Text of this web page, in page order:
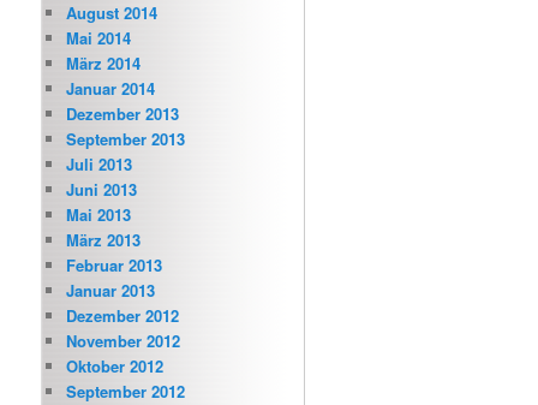
August 2014
Mai 2014
März 2014
Januar 2014
Dezember 2013
September 2013
Juli 2013
Juni 2013
Mai 2013
März 2013
Februar 2013
Januar 2013
Dezember 2012
November 2012
Oktober 2012
September 2012